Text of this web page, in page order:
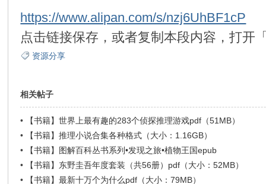
https://www.alipan.com/s/nzj6UhBF1cP
点击链接保存，或者复制本段内容，打开
资源分享
相关帖子
•
【书籍】世界上最有趣的283个侦探推理游戏pdf（51MB）
•
【书籍】推理小说合集各种格式（大小：1.16GB）
•
【书籍】图解百科丛书系列•发现之旅•植物王国epub
•
【书籍】东野圭吾年度套装（共56册）pdf（大小：52MB）
•
【书籍】最新十万个为什么pdf（大小：79MB）